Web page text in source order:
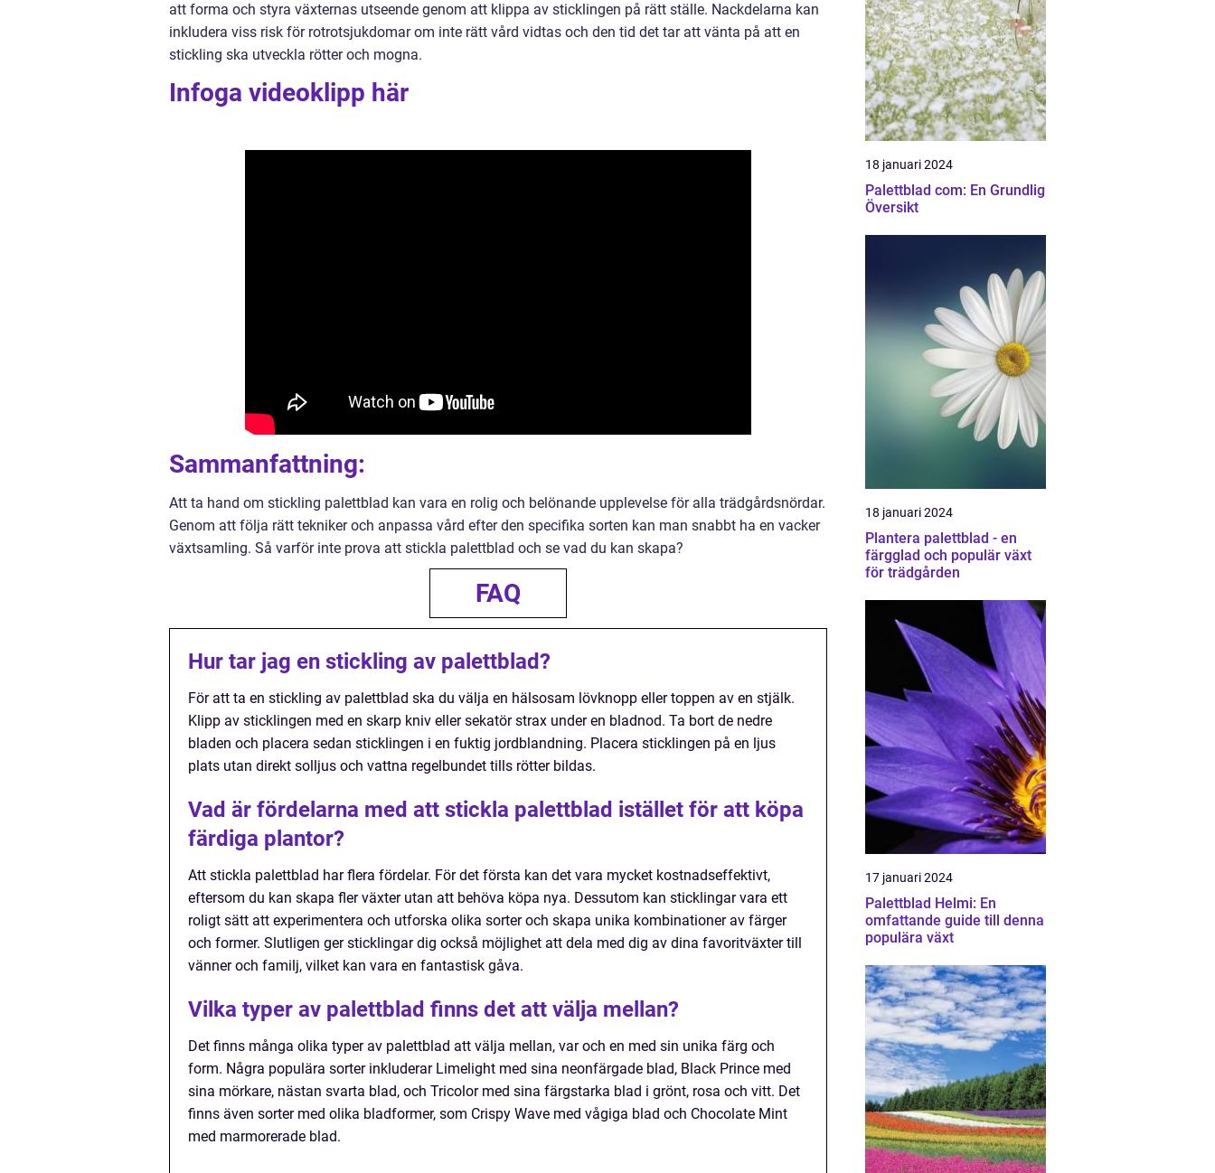
att forma och styra växternas utseende genom att klippa av sticklingen på rätt ställe. Nackdelarna kan
inkludera viss risk för rotrotsjukdomar om inte rätt vård vidtas och den tid det tar att vänta på att en
stickling ska utveckla rötter och mogna.
Infoga videoklipp här
Sammanfattning:
Att ta hand om stickling palettblad kan vara en rolig och belönande upplevelse för alla trädgårdsnördar.
Genom att följa rätt tekniker och anpassa vård efter den specifika sorten kan man snabbt ha en vacker
växtsamling. Så varför inte prova att stickla palettblad och se vad du kan skapa?
FAQ
Hur tar jag en stickling av palettblad?
För att ta en stickling av palettblad ska du välja en hälsosam lövknopp eller toppen av en stjälk.
Klipp av sticklingen med en skarp kniv eller sekatör strax under en bladnod. Ta bort de nedre
bladen och placera sedan sticklingen i en fuktig jordblandning. Placera sticklingen på en ljus
plats utan direkt solljus och vattna regelbundet tills rötter bildas.
Vad är fördelarna med att stickla palettblad istället för att köpa
färdiga plantor?
Att stickla palettblad har flera fördelar. För det första kan det vara mycket kostnadseffektivt,
eftersom du kan skapa fler växter utan att behöva köpa nya. Dessutom kan sticklingar vara ett
roligt sätt att experimentera och utforska olika sorter och skapa unika kombinationer av färger
och former. Slutligen ger sticklingar dig också möjlighet att dela med dig av dina favoritväxter till
vänner och familj, vilket kan vara en fantastisk gåva.
Vilka typer av palettblad finns det att välja mellan?
Det finns många olika typer av palettblad att välja mellan, var och en med sin unika färg och
form. Några populära sorter inkluderar Limelight med sina neonfärgade blad, Black Prince med
sina mörkare, nästan svarta blad, och Tricolor med sina färgstarka blad i grönt, rosa och vitt. Det
finns även sorter med olika bladformer, som Crispy Wave med vågiga blad och Chocolate Mint
med marmorerade blad.
18 januari 2024
Palettblad com: En Grundlig
Översikt
18 januari 2024
Plantera palettblad - en
färgglad och populär växt
för trädgården
17 januari 2024
Palettblad Helmi: En
omfattande guide till denna
populära växt